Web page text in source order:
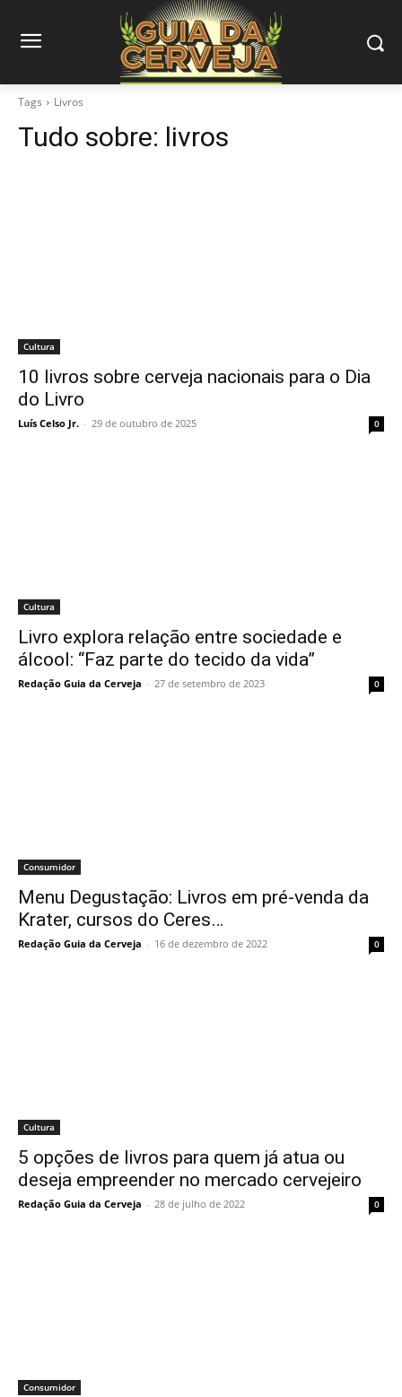
Tags Livros
Tudo sobre: livros
Cultura
10 livros sobre cerveja nacionais para o Dia
do Livro
Luís Celso Jr. - 29 de outubro de 2025 0
Cultura
Livro explora relação entre sociedade e
álcool: “Faz parte do tecido da vida”
Redação Guia da Cerveja - 27 de setembro de 2023 0
Consumidor
Menu Degustação: Livros em pré-venda da
Krater, cursos do Ceres…
Redação Guia da Cerveja - 16 de dezembro de 2022 0
Cultura
5 opções de livros para quem já atua ou
deseja empreender no mercado cervejeiro
Redação Guia da Cerveja - 28 de julho de 2022 0
Consumidor